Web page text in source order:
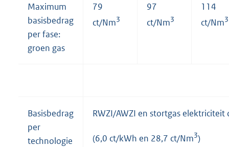
Maximum
basisbedrag
per fase:
groen gas
79
ct/Nm3
97
ct/Nm3
114
ct/Nm3
Basisbedrag
per
technologie
RWZI/AWZI en stortgas elektriciteit
(6,0 ct/kWh en 28,7 ct/Nm3)